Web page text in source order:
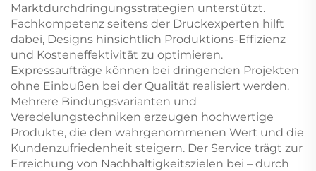
Marktdurchdringungsstrategien unterstützt.
Fachkompetenz seitens der Druckexperten hilft
dabei, Designs hinsichtlich Produktions-Effizienz
und Kosteneffektivität zu optimieren.
Expressaufträge können bei dringenden Projekten
ohne Einbußen bei der Qualität realisiert werden.
Mehrere Bindungsvarianten und
Veredelungstechniken erzeugen hochwertige
Produkte, die den wahrgenommenen Wert und die
Kundenzufriedenheit steigern. Der Service trägt zur
Erreichung von Nachhaltigkeitszielen bei – durch